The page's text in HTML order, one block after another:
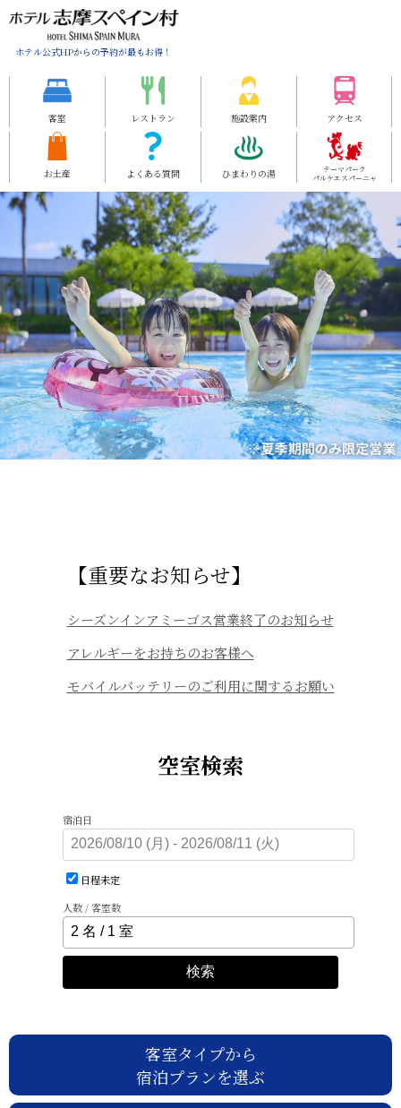
ホテル公式HPからの予約が最もお得！
客室 レストラン 施設案内 アクセス
お土産 よくある質問 ひまわりの湯
テーマパーク
パルケエスパーニャ
【重要なお知らせ】
シーズンインアミーゴス営業終了のお知らせ
アレルギーをお持ちのお客様へ
モバイルバッテリーのご利用に関するお願い
空室検索
宿泊日
日程未定
人数 / 客室数
検索
客室タイプから
宿泊プランを選ぶ